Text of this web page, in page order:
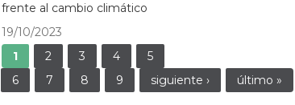
frente al cambio climático
19/10/2023
Páginas
1 2 3 4
5
6
7 8 9 siguiente › último »